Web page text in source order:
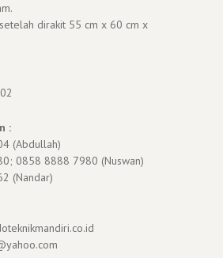
dirakit 55 cm x 60 cm x
:
(Abdullah)
0858 8888 7980 (Nuswan)
(Nandar)